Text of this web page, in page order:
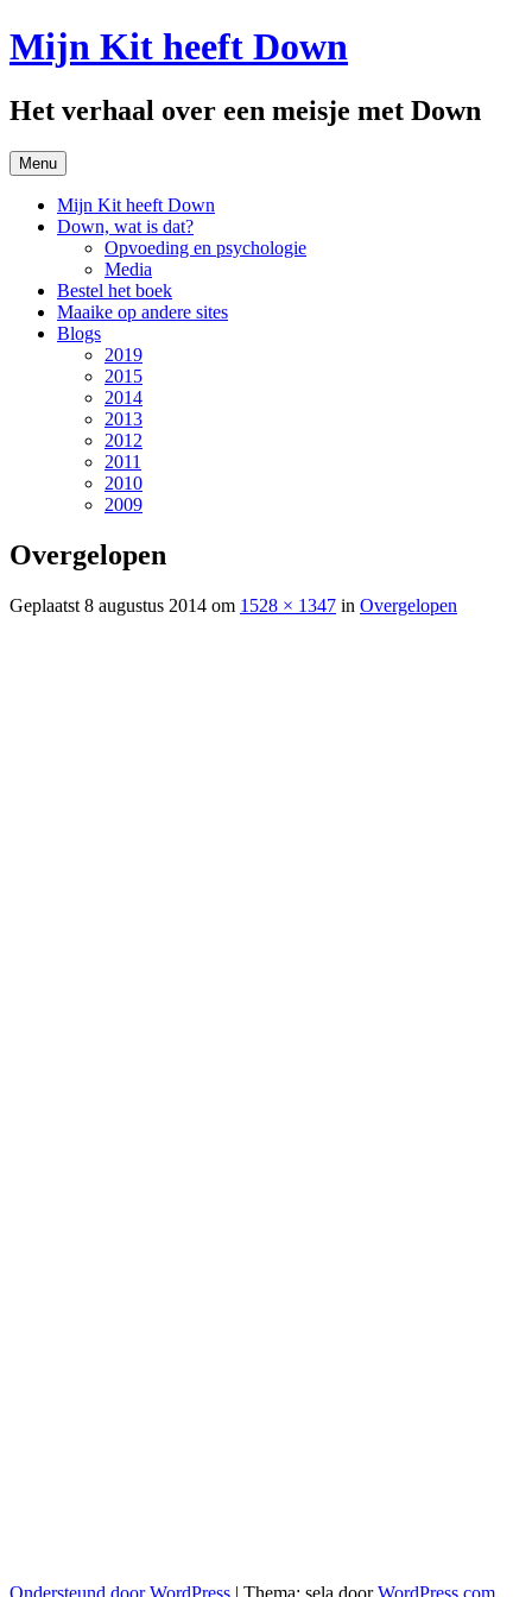
Spring
naar
Mijn Kit heeft Down
Het verhaal over een meisje met Down
Menu
Mijn Kit heeft Down
Down, wat is dat?
Opvoeding en psychologie
Media
Bestel het boek
Maaike op andere sites
Blogs
2019
2015
2014
2013
2012
2011
2010
2009
Overgelopen
Geplaatst 8 augustus 2014 om 1528 × 1347 in Overgelopen
Ondersteund door WordPress | Thema: sela doorWordPress.com